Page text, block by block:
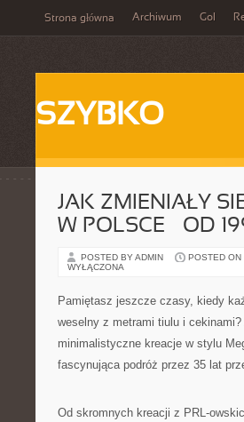
Strona główna Archiwum Gol
SZYBKO
JAK ZMIENIAŁY
W POLSCE – OD
POSTED BY ADMIN POSTED ON
WYŁĄCZONA
Pamiętasz jeszcze czasy, kiedy
weselny z metrami tiulu i
minimalistyczne kreacje w stylu
fascynująca podróż przez 35 lat
Od skromnych kreacji z PRL-